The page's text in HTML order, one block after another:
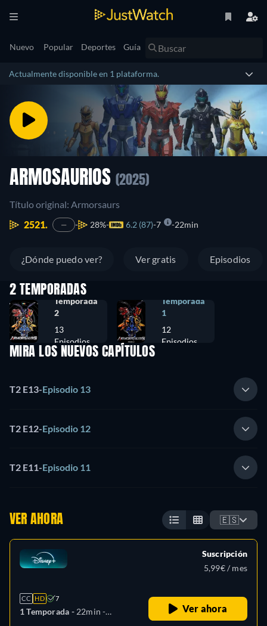
Nuevo Popular Deportes Guía
Actualmente disponible en 1 plataforma.
ARMOSAURIOS (2025)
Título original: Armorsaurs
2521.
— 28% 6.2 (87) 7 22min
¿Dónde puedo ver? Ver gratis Episodios
2 TEMPORADAS
Temporada
2
13
Episodios
Temporada
1
12
Episodios
MIRA LOS NUEVOS CAPÍTULOS
T2 E13-Episodio 13
T2 E12-Episodio 12
T2 E11-Episodio 11
VER AHORA 🇪🇸
CC HD 7
1 Temporada - 22min -
Suscripción
5,99€ / mes
Ver ahora